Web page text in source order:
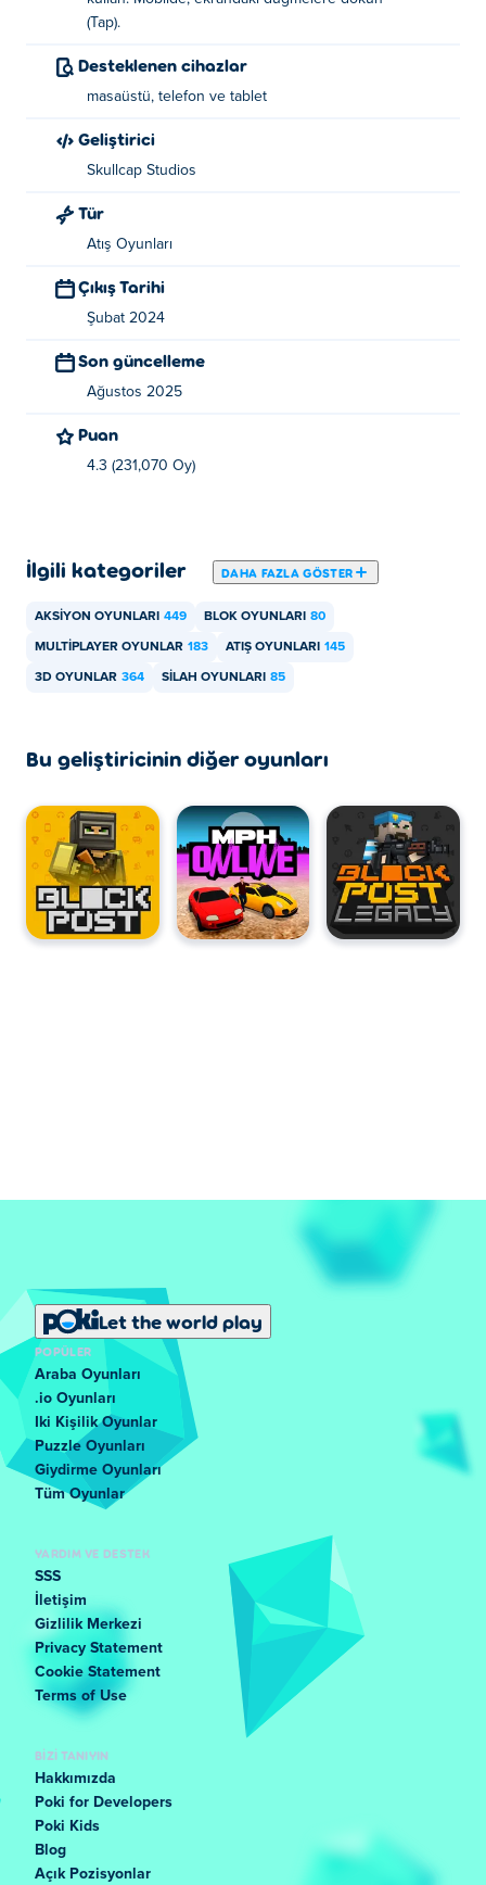
Vur: Farenin sol tuşu
Yeniden yükle: R
Zıpla: Boşluk tuşu
Mobil/Tablet: Oynamak için ekrandaki düğmeleri kullanın,
her eylem için bir düğme vardır, böylece telefonunuzda
Blockhead'leri kim yarattı?
Blockheads, Skullcap Studios tarafından yaratılmıştır.
Diğer atıcılarını oyna Poki:
Blockheads'i nasıl ücretsiz oynayabilirim?
Blockheads'i Poki'da ücretsiz oynayabilirsiniz.
Blockheads'i mobil cihazlarda ve masaüstünde
mobil cihazlarda oynanabilir.
(Tap).
Desteklenen cihazlar
masaüstü, telefon ve tablet
Geliştirici
Skullcap Studios
Tür
Atış Oyunları
Çıkış Tarihi
Şubat 2024
Son güncelleme
Ağustos 2025
Puan
4.3 (231,070 Oy)
İlgili kategoriler DAHA FAZLA GÖSTER
AKSIYON OYUNLARI 449 BLOK OYUNLARI 80
MULTIPLAYER OYUNLAR 183 ATIŞ OYUNLARI 145
3D OYUNLAR 364 SILAH OYUNLARI 85
Bu geliştiricinin diğer oyunları
Let the world play
POPÜLER
Araba Oyunları
.io Oyunları
Iki Kişilik Oyunlar
Puzzle Oyunları
Giydirme Oyunları
Tüm Oyunlar
YARDIM VE DESTEK
SSS
İletişim
Gizlilik Merkezi
Privacy Statement
Cookie Statement
Terms of Use
BIZI TANIYIN
Hakkımızda
Poki for Developers
Poki Kids
Blog
Açık Pozisyonlar